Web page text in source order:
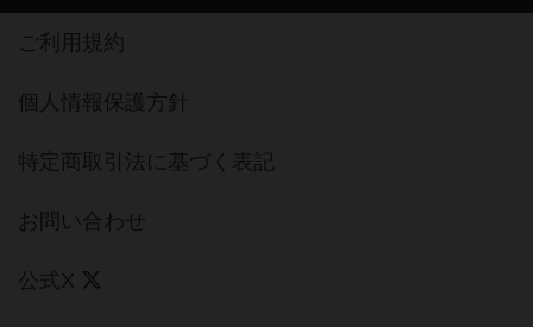
ご利用規約
個人情報保護方針
特定商取引法に基づく表記
お問い合わせ
公式X